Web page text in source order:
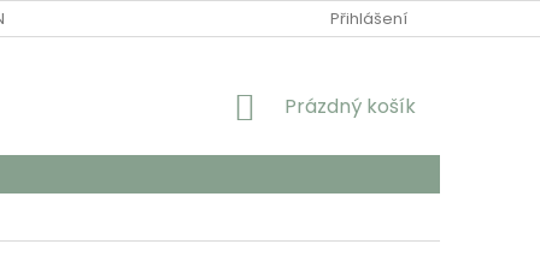
ÚDAJŮ Přihlášení
NÁKUPNÍ
Prázdný košík